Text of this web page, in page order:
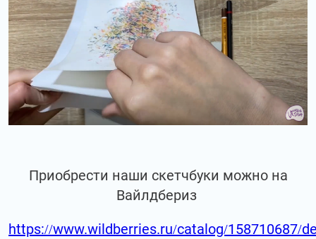
Приобрести наши скетчбуки можно на
Вайлдбериз
https://www.wildberries.ru/catalog/158710687/